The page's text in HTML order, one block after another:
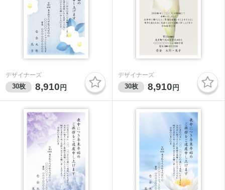
デザイナーズ
30枚 8,910 円
デザイナーズ
30枚 8,910 円